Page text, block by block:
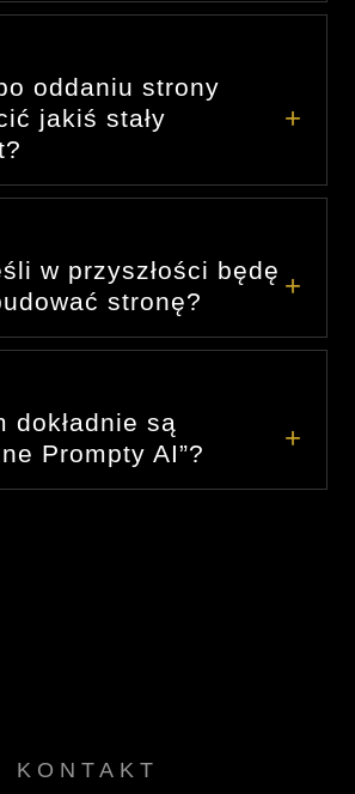
oddaniu strony
jakiś stały
w przyszłości będę
stronę?
dokładnie są
Prompty AI”?
KONTAKT